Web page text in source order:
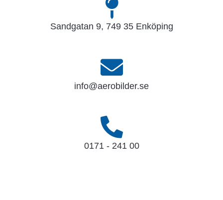
Sandgatan 9, 749 35 Enköping
info@aerobilder.se
0171 - 241 00